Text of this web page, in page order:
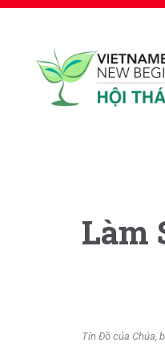
Làm
Tín Đồ của Chúa,